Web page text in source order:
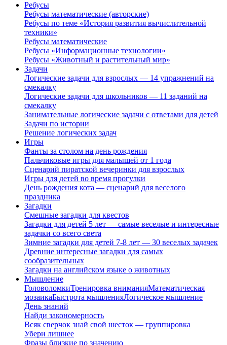
Ребусы
Ребусы математические (авторские)
Ребусы по теме «История развития вычислительной
техники»
Ребусы математические
Ребусы «Информационные технологии»
Ребусы «Животный и растительный мир»
Задачи
Логические задачи для взрослых — 14 упражнений на
смекалку
Логические задачи для школьников — 11 заданий на
смекалку
Занимательные логические задачи с ответами для детей
Задачи по истории
Решение логических задач
Игры
Фанты за столом на день рождения
Пальчиковые игры для малышей от 1 года
Сценарий пиратской вечеринки для взрослых
Игры для детей во время прогулки
День рождения кота — сценарий для веселого
праздника
Загадки
Смешные загадки для квестов
Загадки для детей 5 лет — самые веселые и интересные
задачки со всего света
Зимние загадки для детей 7-8 лет — 30 веселых задачек
Древние интересные загадки для самых
сообразительных
Загадки на английском языке о животных
Мышление
ГоловоломкиТренировка вниманияМатематическая
мозаикаБыстрота мышленияЛогическое мышление
День знаний
Найди закономерность
Всяк сверчок знай свой шесток — группировка
Убери лишнее
Фразы близкие по значению